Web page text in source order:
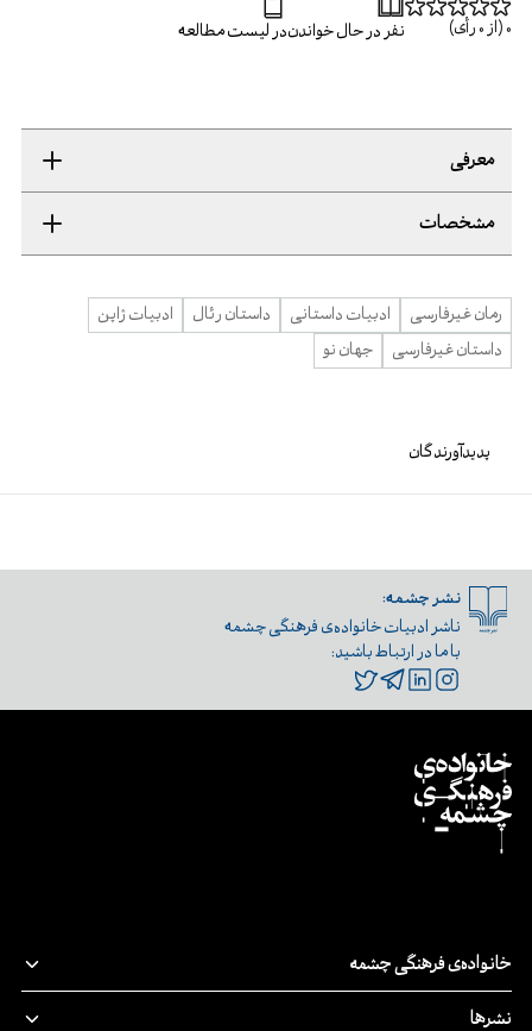
0 (از 0 رأی) نفر در حال خواندندر لیست مطالعه
معرفی
مشخصات
رمان غیرفارسی ادبیات داستانی داستان رئال
ادبیات ژاپن
داستان غیرفارسی
جهان‌ نو
پدیدآورندگان
نشر چشمه:
ناشر ادبیات خانواده‌ی فرهنگی چشمه
با ما در ارتباط باشید:
خانواده‌ی فرهنگی چشمه
نشرها